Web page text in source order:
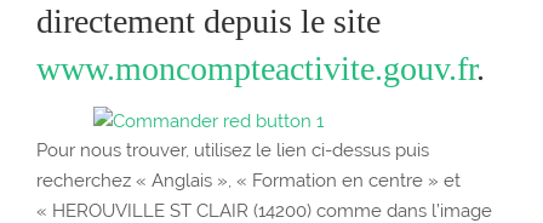
directement depuis le site
www.moncompteactivite.gouv.fr.
Pour nous trouver, utilisez le lien ci-dessus puis
recherchez « Anglais », « Formation en centre » et
« HEROUVILLE ST CLAIR (14200) comme dans l’image